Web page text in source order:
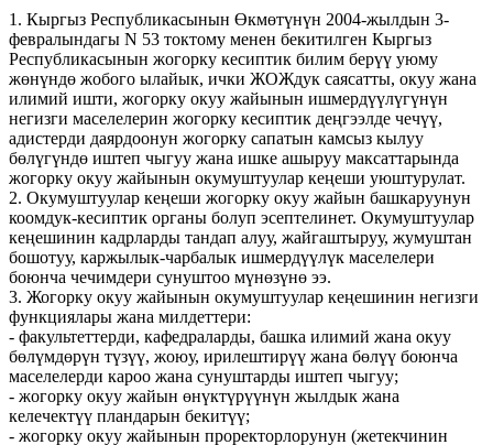
1. Кыргыз Республикасынын Өкмөтүнүн 2004-жылдын 3-
февралындагы N 53 токтому менен бекитилген Кыргыз
Республикасынын жогорку кесиптик билим берүү уюму
жөнүндө жобого ылайык, ички ЖОЖдук саясатты, окуу жана
илимий ишти, жогорку окуу жайынын ишмердүүлүгүнүн
негизги маселелерин жогорку кесиптик деңгээлде чечүү,
адистерди даярдоонун жогорку сапатын камсыз кылуу
бөлүгүндө иштеп чыгуу жана ишке ашыруу максаттарында
жогорку окуу жайынын окумуштуулар кеңеши уюштурулат.
2. Окумуштуулар кеңеши жогорку окуу жайын башкаруунун
коомдук-кесиптик органы болуп эсептелинет. Окумуштуулар
кеңешинин кадрларды тандап алуу, жайгаштыруу, жумуштан
бошотуу, каржылык-чарбалык ишмердүүлүк маселелери
боюнча чечимдери сунуштоо мүнөзүнө ээ.
3. Жогорку окуу жайынын окумуштуулар кеңешинин негизги
функциялары жана милдеттери:
- факультеттерди, кафедраларды, башка илимий жана окуу
бөлүмдөрүн түзүү, жоюу, ирилештирүү жана бөлүү боюнча
маселелерди кароо жана сунуштарды иштеп чыгуу;
- жогорку окуу жайын өнүктүрүүнүн жылдык жана
келечектүү пландарын бекитүү;
- жогорку окуу жайынын проректорлорунун (жетекчинин